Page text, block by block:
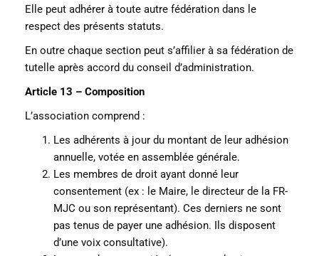
Elle peut adhérer à toute autre fédération dans le
respect des présents statuts.
En outre chaque section peut s’affilier à sa fédération de
tutelle après accord du conseil d’administration.
Article 13 – Composition
L’association comprend :
Les adhérents à jour du montant de leur adhésion
annuelle, votée en assemblée générale.
Les membres de droit ayant donné leur
consentement (ex : le Maire, le directeur de la FR-
MJC ou son représentant). Ces derniers ne sont
pas tenus de payer une adhésion. Ils disposent
d’une voix consultative).